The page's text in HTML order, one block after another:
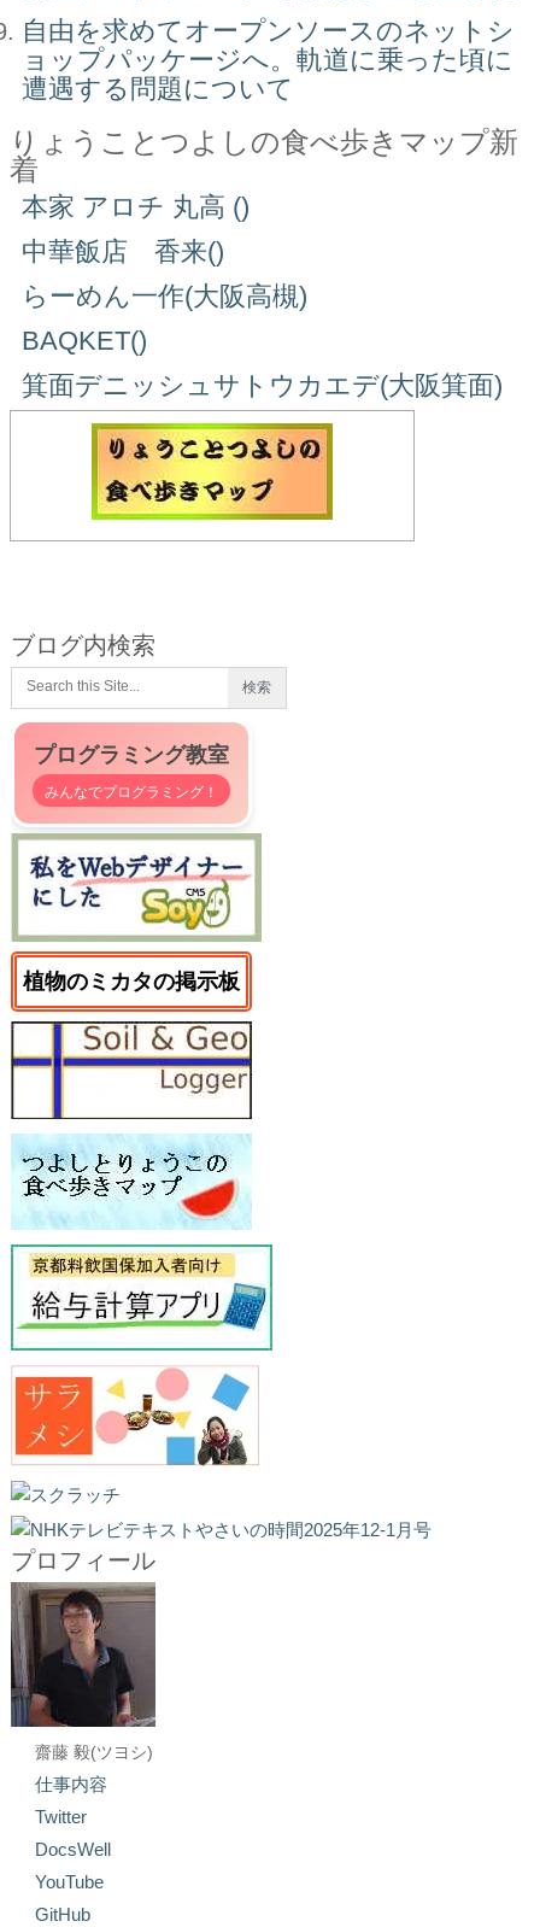
自由を求めてオープンソースのネットシ
ョップパッケージへ。軌道に乗った頃に
遭遇する問題について
りょうことつよしの食べ歩きマップ新
着
本家 アロチ 丸高 ()
中華飯店 香来()
らーめん一作(大阪高槻)
BAQKET()
箕面デニッシュサトウカエデ(大阪箕面)
ブログ内検索
プログラミング教室
みんなでプログラミング！
植物のミカタの掲示板
プロフィール
齋藤 毅(ツヨシ)
仕事内容
Twitter
DocsWell
YouTube
GitHub